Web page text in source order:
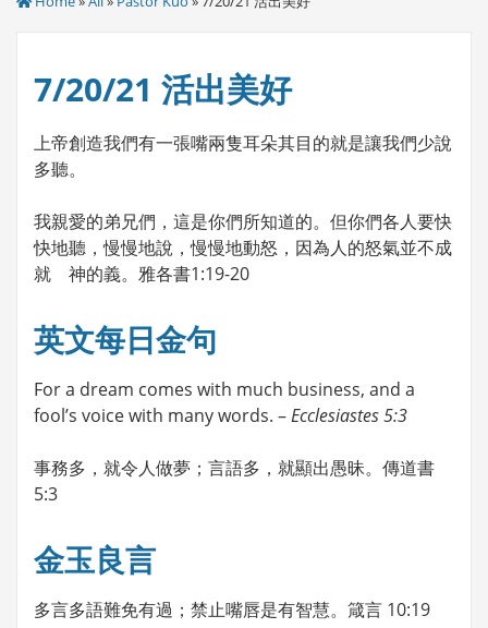
7/20/21 活出美好
上帝創造我們有一張嘴兩隻耳朵其目的就是讓我們少說
多聽。
我親愛的弟兄們，這是你們所知道的。但你們各人要快
快地聽，慢慢地說，慢慢地動怒，因為人的怒氣並不成
就 神的義。雅各書1:19-20
英文每日金句
For a dream comes with much business, and a
fool’s voice with many words. –Ecclesiastes 5:3
事務多，就令人做夢；言語多，就顯出愚昧。傳道書
5:3
金玉良言
多言多語難免有過；禁止嘴唇是有智慧。箴言 10:19